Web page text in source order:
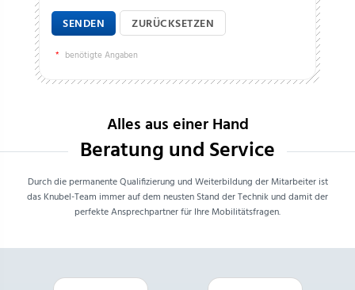
SENDEN ZURÜCKSETZEN
* benötigte Angaben
Alles aus einer Hand
Beratung und Service
Durch die permanente Qualifizierung und Weiterbildung der Mitarbeiter ist
das Knubel-Team immer auf dem neusten Stand der Technik und damit der
perfekte Ansprechpartner für Ihre Mobilitätsfragen.